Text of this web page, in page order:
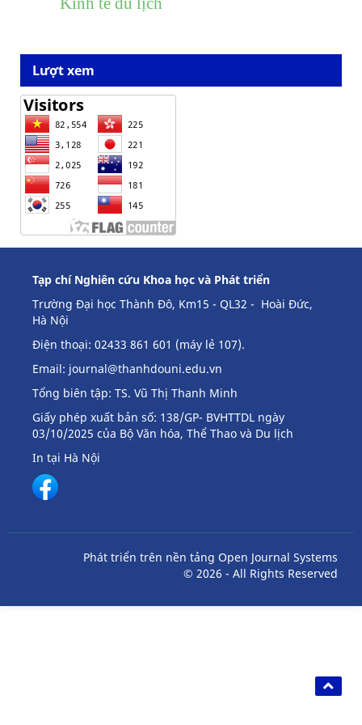
Lượt xem
Tạp chí Nghiên cứu Khoa học và Phát triển
Trường Đại học Thành Đô, Km15 - QL32 - Hoài Đức,
Hà Nội
Điện thoại: 02433 861 601 (máy lẻ 107).
Email: journal@thanhdouni.edu.vn
Tổng biên tập: TS. Vũ Thị Thanh Minh
Giấy phép xuất bản số: 138/GP- BVHTTDL ngày
03/10/2025 của Bộ Văn hóa, Thể Thao và Du lịch
In tại Hà Nội
Phát triển trên nền tảng Open Journal Systems
© 2026 - All Rights Reserved